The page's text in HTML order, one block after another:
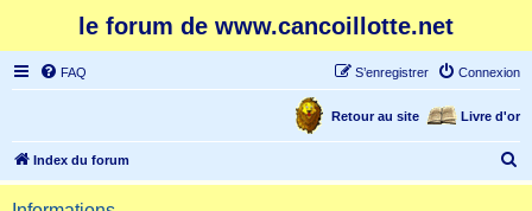
le forum de www.cancoillotte.net
FAQ Connexion
S’enregistrer
Livre d'or
Retour au site
Index du forum
e